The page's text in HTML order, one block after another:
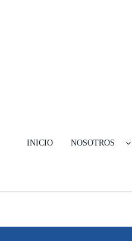
INICIO NOSOTROS